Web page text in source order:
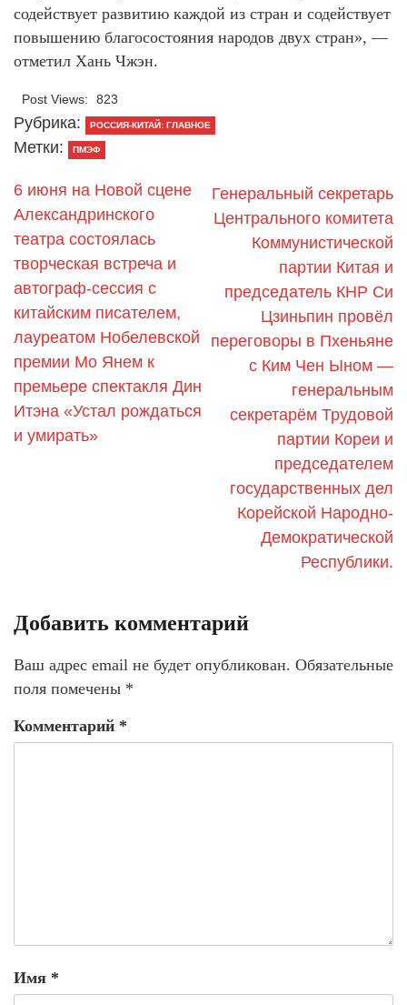
содействует развитию каждой из стран и содействует
повышению благосостояния народов двух стран», —
отметил Хань Чжэн.
Post Views: 823
Рубрика: РОССИЯ-КИТАЙ: ГЛАВНОЕ
Метки: ПМЭФ
6 июня на Новой сцене
Александринского
театра состоялась
творческая встреча и
автограф-сессия с
китайским писателем,
лауреатом Нобелевской
премии Мо Янем к
премьере спектакля Дин
Итэна «Устал рождаться
и умирать»
Генеральный секретарь
Центрального комитета
Коммунистической
партии Китая и
председатель КНР Си
Цзиньпин провёл
переговоры в Пхеньяне
с Ким Чен Ыном —
генеральным
секретарём Трудовой
партии Кореи и
председателем
государственных дел
Корейской Народно-
Демократической
Республики.
Добавить комментарий
Ваш адрес email не будет опубликован. Обязательные
поля помечены *
Комментарий *
Имя *